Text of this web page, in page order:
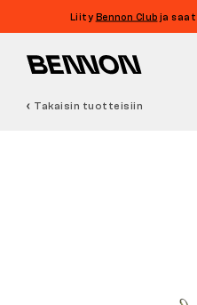
Liity Bennon Club ja saat
Takaisin tuotteisiin